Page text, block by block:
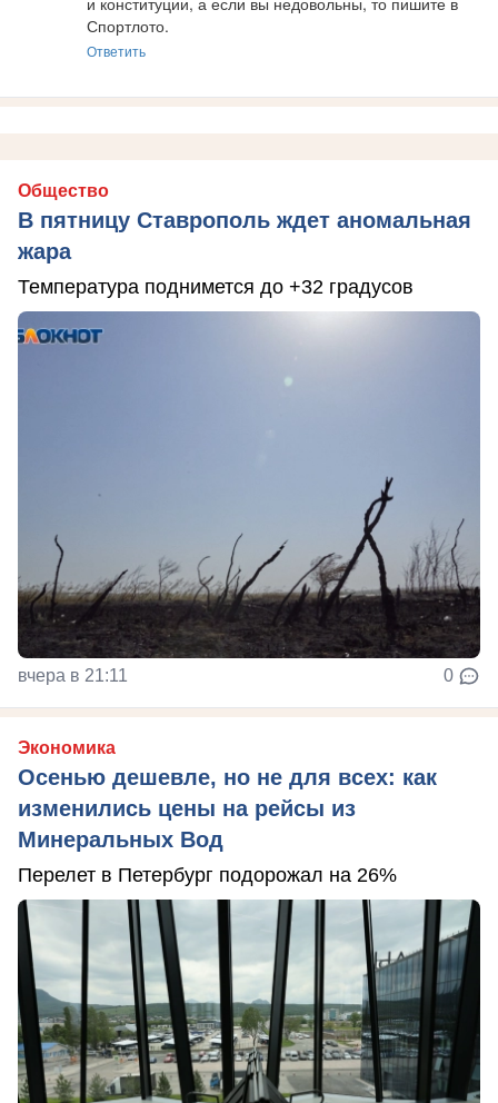
Спортлото.
Ответить
Общество
В пятницу Ставрополь ждет аномальная
жара
Температура поднимется до +32 градусов
вчера в 21:11 0
Экономика
Осенью дешевле, но не для всех: как
изменились цены на рейсы из
Минеральных Вод
Перелет в Петербург подорожал на 26%